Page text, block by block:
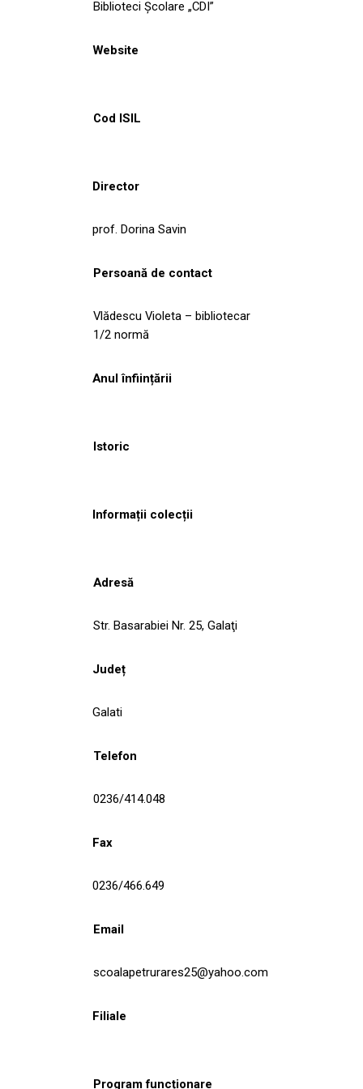
Biblioteci Școlare „CDI”
Website
Cod ISIL
Director
prof. Dorina Savin
Persoană de contact
Vlădescu Violeta – bibliotecar
1/2 normă
Anul înființării
Istoric
Informații colecții
Adresă
Str. Basarabiei Nr. 25, Galaţi
Județ
Galati
Telefon
0236/414.048
Fax
0236/466.649
Email
scoalapetrurares25@yahoo.com
Filiale
Program funcționare